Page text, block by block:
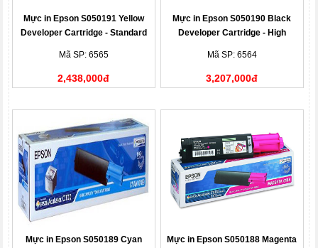
Mực in Epson S050191 Yellow
Developer Cartridge - Standard
Mã SP: 6565
2,438,000đ
Mực in Epson S050190 Black
Developer Cartridge - High
Mã SP: 6564
3,207,000đ
Mực in Epson S050189 Cyan
Mực in Epson S050188 Magenta